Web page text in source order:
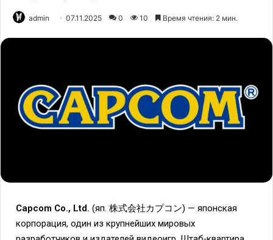
admin 07.11.2025 0 10 Время чтения: 2 мин.
Capcom Co., Ltd. (яп. 株式会社カプコン) — японская
корпорация, один из крупнейших мировых